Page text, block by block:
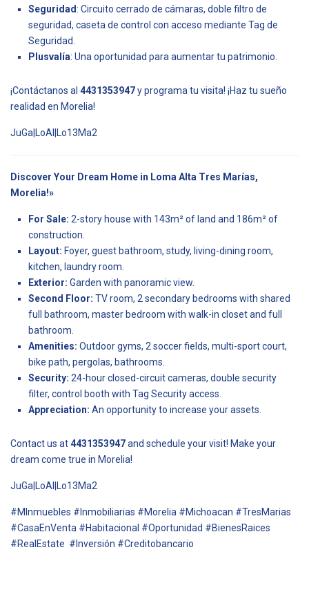
Seguridad: Circuito cerrado de cámaras, doble filtro de
seguridad, caseta de control con acceso mediante Tag de
Seguridad.
Plusvalía: Una oportunidad para aumentar tu patrimonio.
¡Contáctanos al 4431353947y programa tu visita! ¡Haz tu sueño
realidad en Morelia!
JuGa|LoAl|Lo13Ma2
Discover Your Dream Home in Loma Alta Tres Marías,
Morelia!»
For Sale: 2-story house with 143m² of land and 186m² of
construction.
Layout: Foyer, guest bathroom, study, living-dining room,
kitchen, laundry room.
Exterior: Garden with panoramic view.
Second Floor: TV room, 2 secondary bedrooms with shared
full bathroom, master bedroom with walk-in closet and full
bathroom.
Amenities: Outdoor gyms, 2 soccer fields, multi-sport court,
bike path, pergolas, bathrooms.
Security: 24-hour closed-circuit cameras, double security
filter, control booth with Tag Security access.
Appreciation: An opportunity to increase your assets.
Contact us at4431353947and schedule your visit! Make your
dream come true in Morelia!
JuGa|LoAl|Lo13Ma2
#MInmuebles #Inmobiliarias #Morelia #Michoacan #TresMarias
#CasaEnVenta #Habitacional #Oportunidad #BienesRaices
#RealEstate #Inversión #Creditobancario